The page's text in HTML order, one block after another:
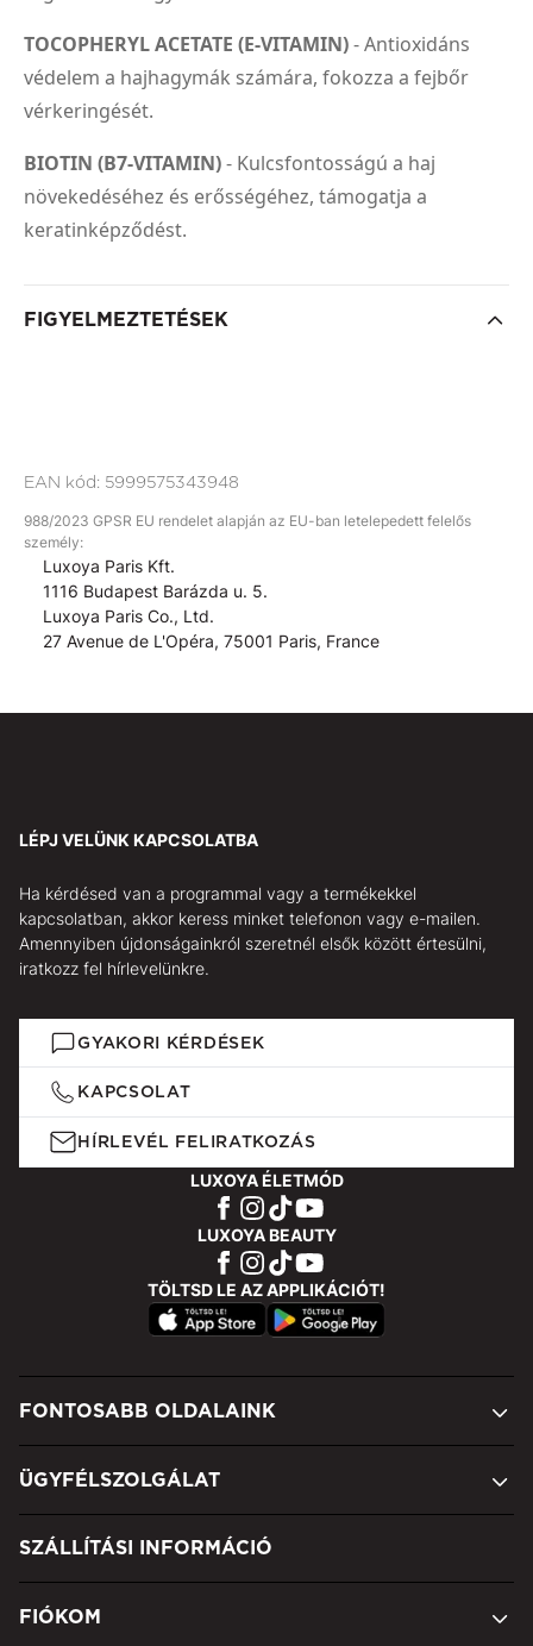
TOCOPHERYL ACETATE (E-VITAMIN)- Antioxidáns
védelem a hajhagymák számára, fokozza a fejbőr
vérkeringését.
BIOTIN (B7-VITAMIN)- Kulcsfontosságú a haj
növekedéséhez és erősségéhez, támogatja a
keratinképződést.
FIGYELMEZTETÉSEK
EAN kód: 5999575343948
988/2023 GPSR EU rendelet alapján az EU-ban letelepedett felelős
személy:
Luxoya Paris Kft.
1116 Budapest Barázda u. 5.
Luxoya Paris Co., Ltd.
27 Avenue de L'Opéra, 75001 Paris, France
LÉPJ VELÜNK KAPCSOLATBA
Ha kérdésed van a programmal vagy a termékekkel
kapcsolatban, akkor keress minket telefonon vagy e-mailen.
Amennyiben újdonságainkról szeretnél elsők között értesülni,
iratkozz fel hírlevelünkre.
GYAKORI KÉRDÉSEK
KAPCSOLAT
HÍRLEVÉL FELIRATKOZÁS
LUXOYA ÉLETMÓD
LUXOYA BEAUTY
TÖLTSD LE AZ APPLIKÁCIÓT!
FONTOSABB OLDALAINK
ÜGYFÉLSZOLGÁLAT
SZÁLLÍTÁSI INFORMÁCIÓ
FIÓKOM